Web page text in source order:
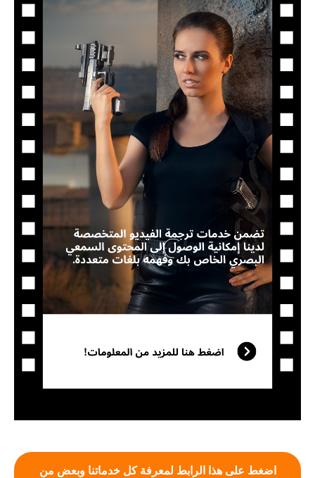
اضغط على هذا الرابط لمعرفة كل خدماتنا وبعض من